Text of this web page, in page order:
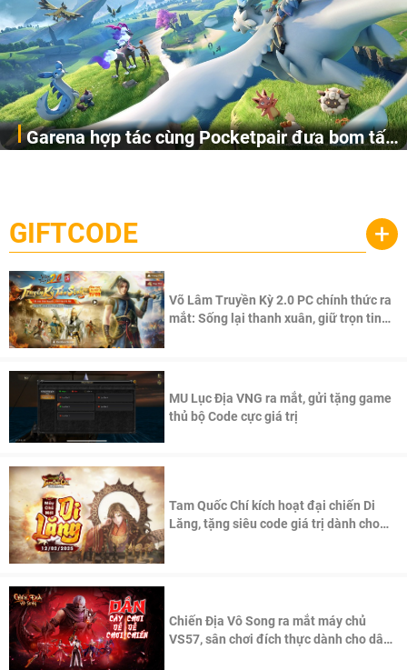
Garena hợp tác cùng Pocketpair đưa bom tấn
cầu, theo giấy phép chính thức từ công ty game Nhật Bản
Pocketpair, Inc.
GIFTCODE +
Võ Lâm Truyền Kỳ 2.0 PC chính thức ra
mắt: Sống lại thanh xuân, giữ trọn tinh
MU Lục Địa VNG ra mắt, gửi tặng game
thủ bộ Code cực giá trị
Tam Quốc Chí kích hoạt đại chiến Di
Lăng, tặng siêu code giá trị dành cho
Chiến Địa Vô Song ra mắt máy chủ
VS57, sân chơi đích thực dành cho dân